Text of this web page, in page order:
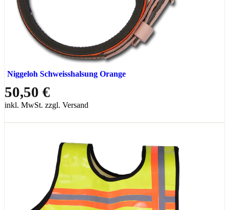
Niggeloh Schweisshalsung Orange
50,50 €
inkl. MwSt. zzgl. Versand